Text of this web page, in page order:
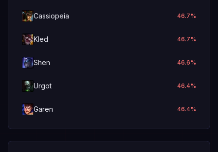
Cassiopeia 46.7%
Kled 46.7%
Shen 46.6%
Urgot 46.4%
Garen 46.4%